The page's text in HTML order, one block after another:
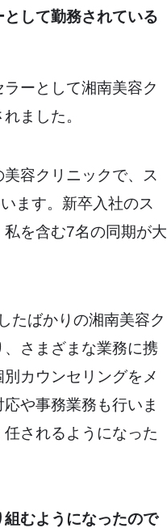
して勤務されている
ーとして湘南美容ク
ました。
容クリニックで、ス
ます。新卒入社のス
を含む7名の同期が大
たばかりの湘南美容ク
さまざまな業務に携
カウンセリングをメ
や事務業務も行いま
されるようになった
むようになったので